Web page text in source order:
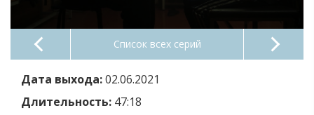
Список всех серий
Дата выхода:02.06.2021
Длительность: 47:18